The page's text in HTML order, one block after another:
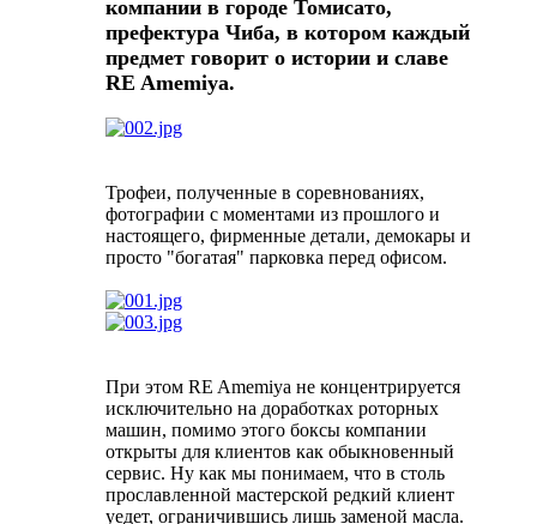
компании в городе Томисато,
префектура Чиба, в котором каждый
предмет говорит о истории и славе
RE Amemiya.
Трофеи, полученные в соревнованиях,
фотографии с моментами из прошлого и
настоящего, фирменные детали, демокары и
просто "богатая" парковка перед офисом.
При этом RE Amemiya не концентрируется
исключительно на доработках роторных
машин, помимо этого боксы компании
открыты для клиентов как обыкновенный
сервис. Ну как мы понимаем, что в столь
прославленной мастерской редкий клиент
уедет, ограничившись лишь заменой масла.